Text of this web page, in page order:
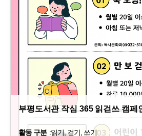
부평도서관 작심 365 읽걷쓰 캠페
활동 구분 :읽기, 걷기, 쓰기